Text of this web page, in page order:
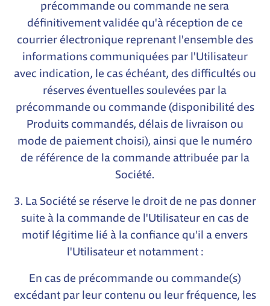
précommande ou commande ne sera
définitivement validée qu'à réception de ce
courrier électronique reprenant l'ensemble des
informations communiquées par l'Utilisateur
avec indication, le cas échéant, des difficultés ou
réserves éventuelles soulevées par la
précommande ou commande (disponibilité des
Produits commandés, délais de livraison ou
mode de paiement choisi), ainsi que le numéro
de référence de la commande attribuée par la
Société.
3. La Société se réserve le droit de ne pas donner
suite à la commande de l'Utilisateur en cas de
motif légitime lié à la confiance qu'il a envers
l'Utilisateur et notamment :
En cas de précommande ou commande(s)
excédant par leur contenu ou leur fréquence, les